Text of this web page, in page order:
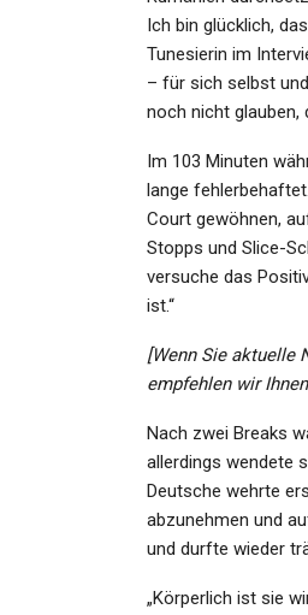
Ich bin glücklich,
Tunesierin im
– für sich selbst
noch nicht glauben,
Im 103 Minuten
lange
Court gewöhnen,
Stopps und Slice-
versuche das
ist.“
[Wenn Sie aktuelle
empfehlen wir
Nach zwei Breaks
allerdings wendete
Deutsche wehrte
abzunehmen und
und durfte wieder
„Körperlich ist sie